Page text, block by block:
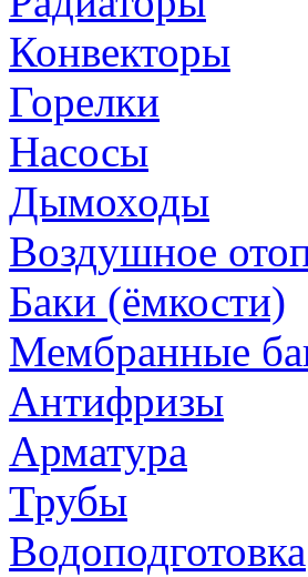
Конвекторы
Горелки
Насосы
Дымоходы
Воздушное
Баки (ёмкости)
Мембранные
Антифризы
Арматура
Трубы
Водоподготовка